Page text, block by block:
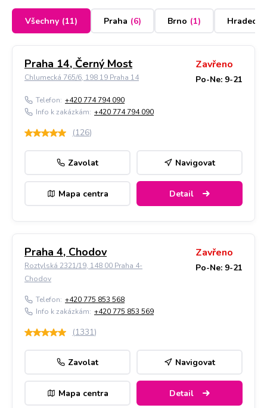
Všechny (11) Praha (6) Brno (1) Hradec
Praha 14, Černý Most
Chlumecká 765/6, 198 19 Praha 14
Zavřeno
Po-Ne: 9-21
Telefon: +420 774 794 090
Info k zakázkám: +420 774 794 090
(126)
Zavolat Navigovat
Mapa centra Detail
Praha 4, Chodov
Roztylská 2321/19, 148 00 Praha 4-
Chodov
Zavřeno
Po-Ne: 9-21
Telefon: +420 775 853 568
Info k zakázkám: +420 775 853 569
(1331)
Zavolat Navigovat
Mapa centra Detail